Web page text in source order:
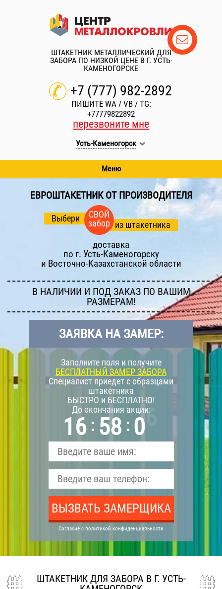
ШТАКЕТНИК МЕТАЛЛИЧЕСКИЙ ДЛЯ
ЗАБОРА ПО НИЗКОЙ ЦЕНЕ В Г. УСТЬ-
КАМЕНОГОРСКЕ
+7 (777) 982-2892
ПИШИТЕ WA / VB / TG:
+77779822892
перезвоните мне
Усть-Каменогорск
Меню
ЕВРОШТАКЕТНИК ОТ ПРОИЗВОДИТЕЛЯ
Выбери
СВОЙ
забор из штакетника
доставка
по г. Усть-Каменогорску
и Восточно-Казахстанской области
В НАЛИЧИИ И ПОД ЗАКАЗ ПО ВАШИМ
РАЗМЕРАМ!
ЗАЯВКА НА ЗАМЕР:
Заполните поля и получите
БЕСПЛАТНЫЙ ЗАМЕР ЗАБОРА
Специалист приедет с образцами
штакетника
БЫСТРО и БЕСПЛАТНО!
До окончания акции:
16 : 58 : 0
ВЫЗВАТЬ ЗАМЕРЩИКА
Согласие с политикой конфиденциальности
ШТАКЕТНИК ДЛЯ ЗАБОРА В Г. УСТЬ-